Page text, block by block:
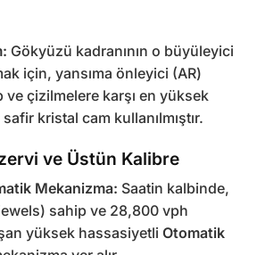
Gökyüzü kadranının o büyüleyici
için, yansıma önleyici (AR)
ve çizilmelere karşı en yüksek
kristal cam kullanılmıştır.
ve Üstün Kalibre
Mekanizma: Saatin kalbinde,
sahip ve 28,800 vph
yüksek hassasiyetli Otomatik